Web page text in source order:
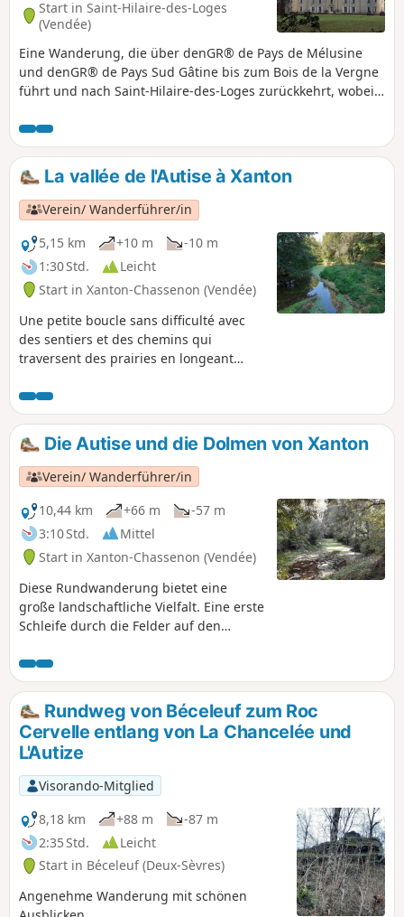
Start in Saint-Hilaire-des-Loges
(Vendée)
Eine Wanderung, die über denGR® de Pays de Mélusine
und denGR® de Pays Sud Gâtine bis zum Bois de la Vergne
führt und nach Saint-Hilaire-des-Loges zurückkehrt, wobei
Route wurde geändert und über die D3 verkürzt, da das
Betreten des Waldes von La Vergne untersagt ist.
La vallée de l'Autise à Xanton
Verein/ Wanderführer/in
5,15 km
+10 m
-10 m
1:30 Std.
Leicht
Start in Xanton-Chassenon (Vendée)
Une petite boucle sans difficulté avec
des sentiers et des chemins qui
traversent des prairies en longeant
une piste cyclable à travers les champs.
Die Autise und die Dolmen von Xanton
Verein/ Wanderführer/in
10,44 km
+66 m
-57 m
3:10 Std.
Mittel
Start in Xanton-Chassenon (Vendée)
Diese Rundwanderung bietet eine
große landschaftliche Vielfalt. Eine erste
Schleife durch die Felder auf den
Panoramablick mündet in denGRP®
„Tour du Pays de Mélusine“, der an
hügeligen Wiesen entlangführt und
dann wieder ins Tal hinabführt.
Anschließend trifft er auf den
markierten Rundweg des Autise-Tals.
Rundweg von Béceleuf zum Roc
Cervelle entlang von La Chancelée und
L'Autize
Visorando-Mitglied
8,18 km
+88 m
-87 m
2:35 Std.
Leicht
Start in Béceleuf (Deux-Sèvres)
Angenehme Wanderung mit schönen